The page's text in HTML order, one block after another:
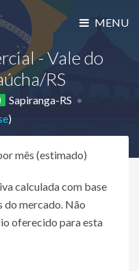
MENU
- Vale do
RS
Sapiranga-RS
)
mês (estimado)
calculada com base
do mercado. Não
oferecido para esta